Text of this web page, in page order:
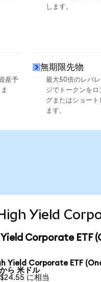
します。
産予
無期限先物
最大50倍のレバレ
ジでトークンをロ
グまたはショート
ます。
Yield
Yield Corporate ETF
Yield Corporate ETF
ら 米ドル
に相当